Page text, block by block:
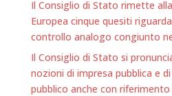
Il Consiglio di Stato rimette
Europea cinque quesiti
controllo analogo congiunto
Il Consiglio di Stato si
nozioni di impresa pubblica e
pubblico anche con